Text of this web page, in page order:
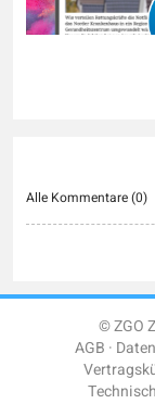
Alle Kommentare (0)
© ZGO
AGB